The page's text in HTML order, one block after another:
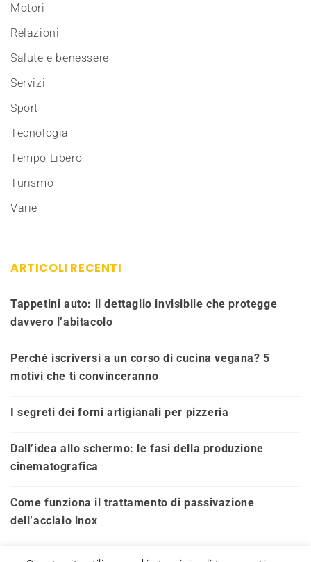
Motori
Relazioni
Salute e benessere
Servizi
Sport
Tecnologia
Tempo Libero
Turismo
Varie
ARTICOLI RECENTI
Tappetini auto: il dettaglio invisibile che protegge
davvero l’abitacolo
Perché iscriversi a un corso di cucina vegana? 5
motivi che ti convinceranno
I segreti dei forni artigianali per pizzeria
Dall’idea allo schermo: le fasi della produzione
cinematografica
Come funziona il trattamento di passivazione
dell’acciaio inox